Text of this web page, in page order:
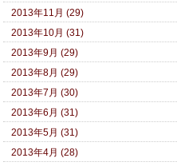
2013年11月 (29)
2013年10月 (31)
2013年9月 (29)
2013年8月 (29)
2013年7月 (30)
2013年6月 (31)
2013年5月 (31)
2013年4月 (28)